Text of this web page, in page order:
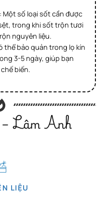
: Một số loại sốt cần được
trong khi sốt trộn tươi
nguyên liệu.
thể bảo quản trong lọ kín
3-5 ngày, giúp bạn
biến.
Lâm Anh
LIỆU